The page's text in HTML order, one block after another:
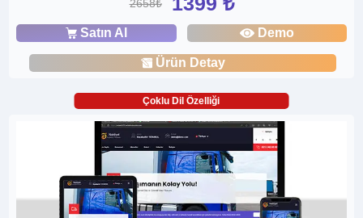
2658₺
Satın Al Demo
Ürün Detay
Çoklu Dil Özelliği